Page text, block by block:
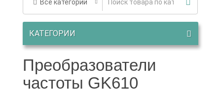
Все категории
КАТЕГОРИИ
Преобразователи
частоты GK610